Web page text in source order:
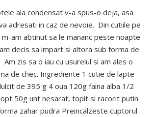
ala condensat v-a spus-o deja, asa
adresati in caz de nevoie. Din cutiile pe
m-am abtinut sa le mananc peste noapte
decis sa impart si altora sub forma de
zis sa o iau cu usurelul si am ales o
de chec. Ingrediente 1 cutie de lapte
de 395 g 4 oua 120g faina alba 1/2
50g unt nesarat, topit si racorit putin
zahar pudra Preincalzeste cuptorul